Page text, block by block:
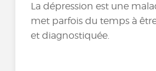
La dépression est une
met parfois du temps à
et diagnostiquée.